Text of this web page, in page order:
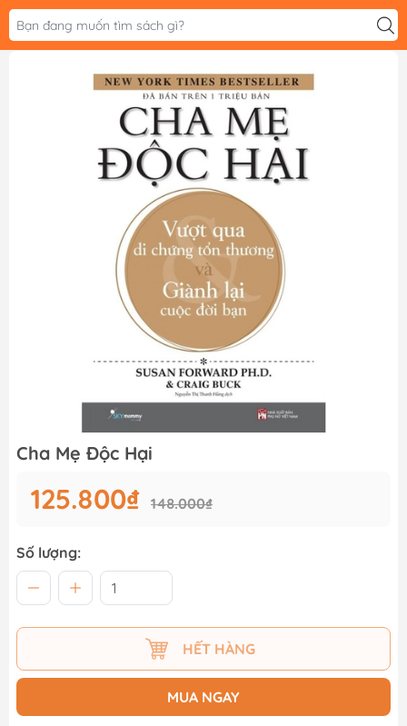
Cha Mẹ Độc Hại
125.800₫ 148.000₫
Số lượng:
HẾT HÀNG
MUA NGAY